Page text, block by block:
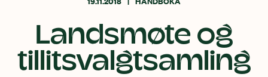
Landsmøte og
tillitsvalgtsamling